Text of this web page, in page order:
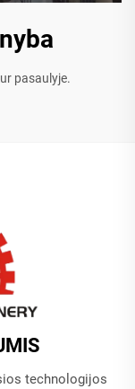
pasaulyje.
technologijos